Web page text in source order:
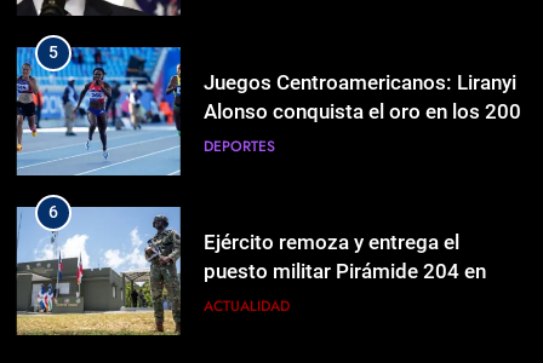
5
Juegos Centroamericanos: Liranyi
Alonso conquista el oro en los 200
DEPORTES
6
Ejército remoza y entrega el
puesto militar Pirámide 204 en
Neyba
ACTUALIDAD
5
Juegos Centroamericanos: Liranyi